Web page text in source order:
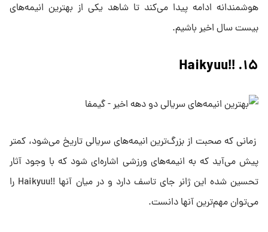
هوشمندانه ادامه پیدا می‌کند تا شاهد یکی از بهترین انیمه‌های
بیست سال اخیر باشیم.
۱۵. !!Haikyuu
زمانی که صحبت از بزرگ‌ترین انیمه‌های سریالی تاریخ می‌شود، کمتر
پیش می‌آید که به انیمه‌های ورزشی اشاره‌ای شود که با وجود آثار
تحسین شده این ژانر جای تاسف دارد و در میان آنها !!Haikyuu را
می‌توان مهم‌ترین آنها دانست.